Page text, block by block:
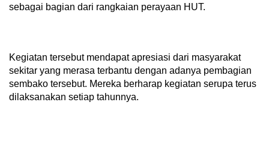
sebagai bagian dari rangkaian perayaan HUT.
Kegiatan tersebut mendapat apresiasi dari masyarakat
sekitar yang merasa terbantu dengan adanya pembagian
sembako tersebut. Mereka berharap kegiatan serupa terus
dilaksanakan setiap tahunnya.